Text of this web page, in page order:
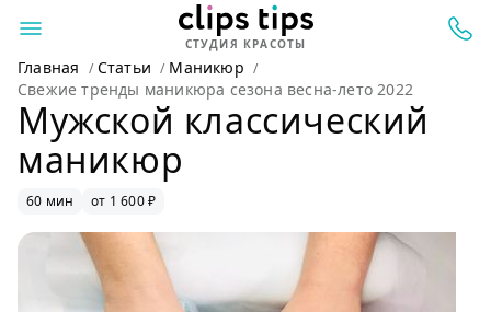
СТУДИЯ КРАСОТЫ
Главная Статьи
Маникюр
Свежие тренды маникюра сезона весна-лето 2022
Мужской классический
маникюр
60 мин от 1 600 ₽